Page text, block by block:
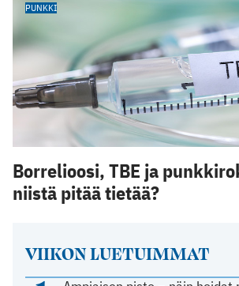
VIIKON LUETUIMMAT
PUNKKI
Borrelioosi, TBE ja
niistä pitää tietää?